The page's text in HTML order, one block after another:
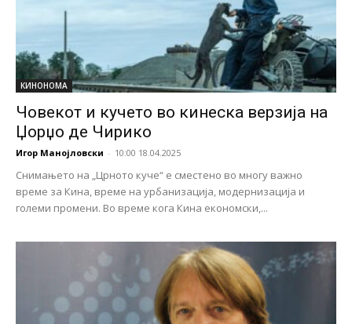
КИНОНОМА
Човекот и кучето во кинеска верзија на
Џорџо де Чирико
Игор Манојловски - 10:00 18.04.2025
Снимањето на „Црното куче“ е сместено во многу важно
време за Кина, време на урбанизација, модернизација и
големи промени. Во време кога Кина економски,...